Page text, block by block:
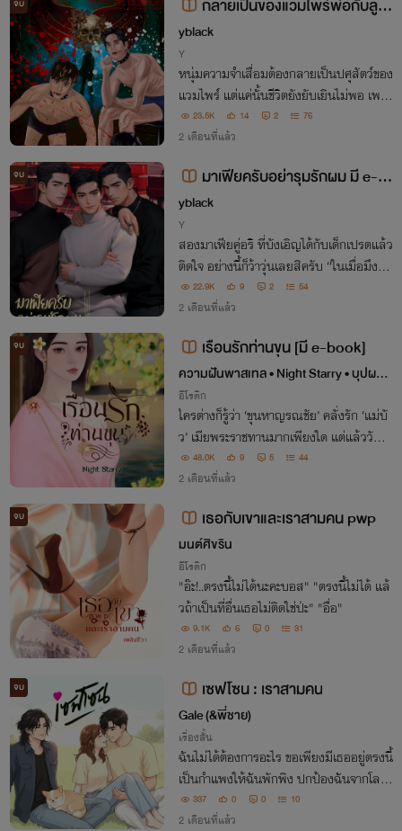
จบ
กลายเป็นของแวมไพร์พ่อกับลูก
มี ebook (bdsm,3p,แวมไพร์,โอเม
ก้า,ท้องได้)
yblack
Y
หนุ่มความจำเสื่อมต้องกลายเป็นปศุสัตว์ของ
แวมไพร์ แต่แค่นั้นชีวิตยังยับเยินไม่พอ เพรา
ะไอ้แวมไพร์ซาดิสม์นั่นดันมีลูกเลี้ยงด้วย “เห็
นฝีมือของฉันแล้วเป็นไงล่ะ ต่อไปตาแกบ้าง
23.5K 14 2 76
2 เดือนที่แล้ว
จบ
มาเฟียครับอย่ารุมรักผม มี e-b
ook (3P,เมะxเมะ,flip,ศัตรูกลายเป็น
คนรัก,Mpreg,OMEGAverse)
yblack
Y
สองมาเฟียคู่อริ ที่บังเอิญได้กับเด็กเปรตแล้ว
ติดใจ อย่างนี้ก็ว้าวุ่นเลยสิครับ “ในเมื่อมึงอย
ากเล่นกับกู จะยอมเล่นด้วยก็ได้ แต่จะบอกว่า
อัลฟ่ามาเฟียอย่างพวกกูน่ะ ไม่อ่อนโยนกับเด็
22.9K 9 2 54
2 เดือนที่แล้ว
จบ เรือนรักท่านขุน [มี e-book]
ความฝันพาสเทล • Night Starry • บุปผาเ
บ่งบาน
อีโรติก
ใครต่างก็รู้ว่า ‘ขุนหาญรณชัย’ คลั่งรัก ‘แม่บั
ว’ เมียพระราชทานมากเพียงใด แต่แล้ววันห
นึ่งเขาพาหญิงสาวแปลกหน้ากลับมาที่เรือน
แจ้งแก่แม่บัวว่าจำต้องรับนางผู้นี้...เป็นเมีย
48.0K 9 5 44
2 เดือนที่แล้ว
จบ เธอกับเขาและเราสามคน pwp
มนต์ศิขริน
อีโรติก
"อ๊ะ!..ตรงนี้ไม่ได้นะคะบอส" "ตรงนี้ไม่ได้ แล้
วถ้าเป็นที่อื่นเธอไม่ติดใช่ป่ะ" "อื่อ"
9.1K 6 0 31
2 เดือนที่แล้ว
จบ เซฟโซน : เราสามคน
Gale (&พี่ชาย)​
เรื่องสั้น
ฉันไม่ได้ต้องการอะไร ขอเพียงมีเธออยู่ตรงนี้
เป็นกำแพงให้ฉันพักพิง ปกป้องฉันจากโลก
ที่เย็นชา​และอ้างว้าง
337 0 0 10
2 เดือนที่แล้ว